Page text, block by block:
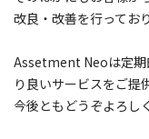
改良・改善を行ってお
Assetment Neoは定期
り良いサービスをご提
今後ともどうぞよろし